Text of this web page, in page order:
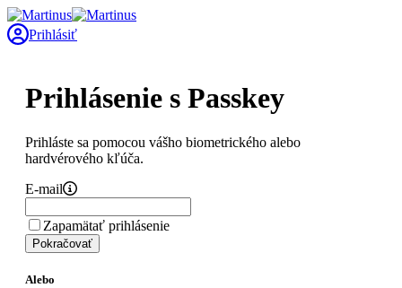
Prihlásiť
Prihlásenie s Passkey
Prihláste sa pomocou vášho biometrického alebo
hardvérového kľúča.
E-mail
Zapamätať prihlásenie
Pokračovať
Alebo